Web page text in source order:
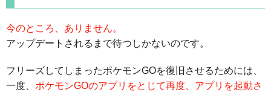
今のところ、ありません。
アップデートされるまで待つしかないのです。
フリーズしてしまったポケモンGOを復旧させるためには、
一度、 ポケモンGOのアプリをとじて再度、アプリを起動さ